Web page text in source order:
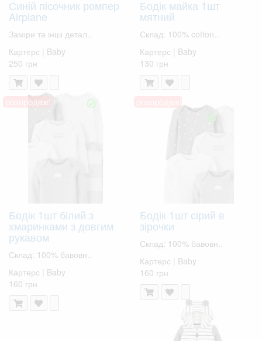
Синій пісочник ромпер
Airplane
Заміри та інші детал..
Картерс | Baby
250 грн
Бодік майка 1шт
мятний
Склад: 100% cotton..
Картерс | Baby
130 грн
розпродаж!
Бодік 1шт білий з
хмаринками з довгим
рукавом
Склад: 100% бавовн..
Картерс | Baby
160 грн
Бодік 1шт сірий в
зірочки
Склад: 100% бавовн..
Картерс | Baby
160 грн